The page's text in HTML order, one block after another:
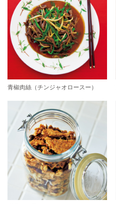
青椒肉絲（チンジャオロースー）